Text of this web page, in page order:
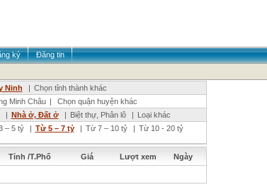
ký
Đăng tin
Ninh | Chọn tỉnh thành khác
Minh Châu |
Chọn quận huyện khác
| Nhà ở, Đất ở | Biệt thự, Phân lô | Loại khác
– 5 tỷ | Từ 5 – 7 tỷ | Từ 7 – 10 tỷ | Từ 10 - 20 tỷ
Tỉnh /T.Phố Giá Lượt xem Ngày